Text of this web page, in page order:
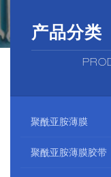
产品分类
聚酰亚胺薄膜
聚酰亚胺薄膜胶带